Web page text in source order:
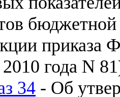
бюджетной
приказа
года N
34 - Об